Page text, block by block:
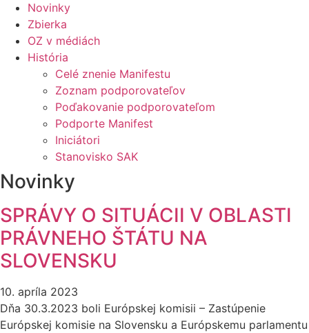
Novinky
Zbierka
OZ v médiách
História
Celé znenie Manifestu
Zoznam podporovateľov
Poďakovanie podporovateľom
Podporte Manifest ​
Iniciátori
Stanovisko SAK
Novinky
SPRÁVY O SITUÁCII V OBLASTI
PRÁVNEHO ŠTÁTU NA
SLOVENSKU
10. apríla 2023
Dňa 30.3.2023 boli Európskej komisii – Zastúpenie
Európskej komisie na Slovensku a Európskemu parlamentu